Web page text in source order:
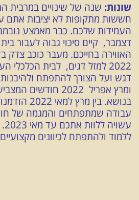
שונות: שנה של שינויים במרבית
חששות מתקופות לא יציבות אתם
דצמבר, קיים סיכוי גבוה לעבור
2022 למזל דגים, לבית
דגש ועל הצורך להתפתח
ומרץ אפריל 2022
בנושא. בין
עבודה שמתפתחים והמגמה של
ללמוד ולהתפתח לכיוונים